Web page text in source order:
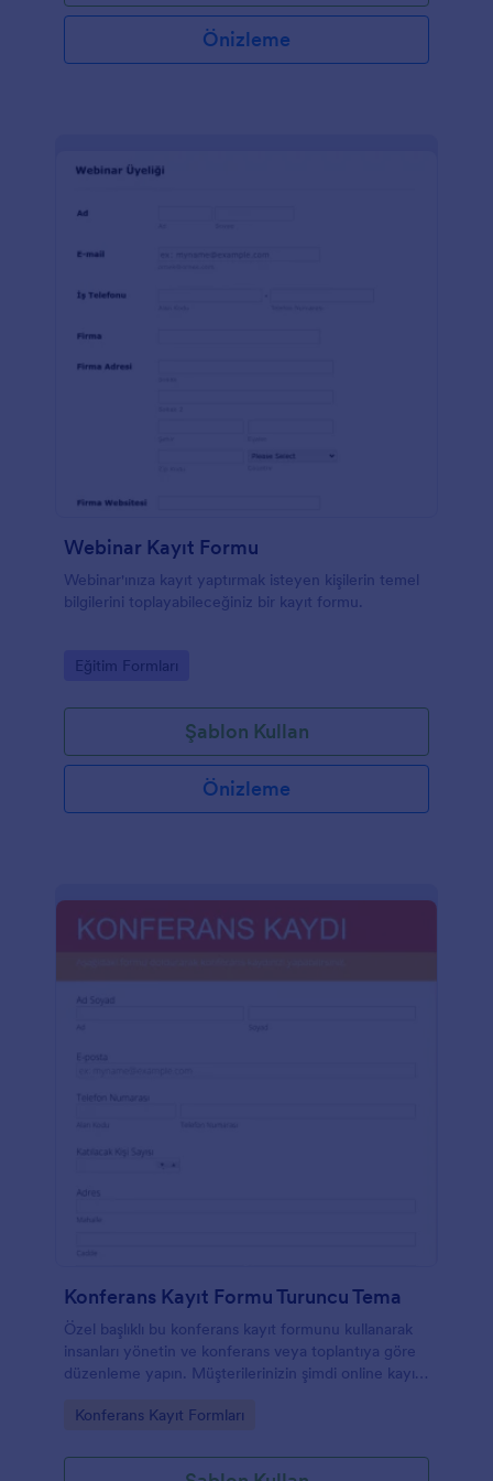
Önizleme
Webinar Kayıt Formu
Webinar'ınıza kayıt yaptırmak isteyen kişilerin temel
bilgilerini toplayabileceğiniz bir kayıt formu.
Go to Category:
Eğitim Formları
Şablon Kullan
Önizleme
Konferans Kayıt Formu Turuncu Tema
Özel başlıklı bu konferans kayıt formunu kullanarak
insanları yönetin ve konferans veya toplantıya göre
düzenleme yapın. Müşterilerinizin şimdi online kayıt
Go to Category:
Konferans Kayıt Formları